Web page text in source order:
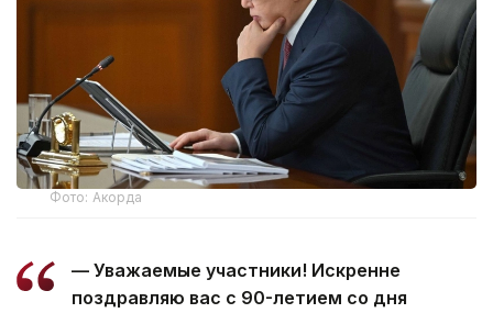
Фото: Акорда
— Уважаемые участники! Искренне
поздравляю вас с 90-летием со дня